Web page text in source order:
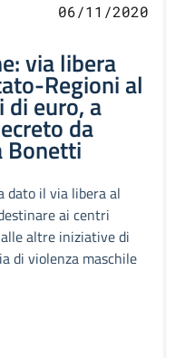
06/11/2020
via libera
Regioni al
euro, a
da
Bonetti
dato il via libera al
ai centri
altre iniziative di
di violenza maschile